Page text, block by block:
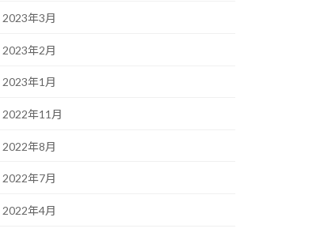
2023年3月
2023年2月
2023年1月
2022年11月
2022年8月
2022年7月
2022年4月